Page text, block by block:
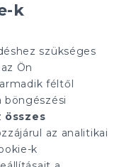
van és önállóan
k
szükséges
Ön
féltől
böngészési
összes
az analitikai
k